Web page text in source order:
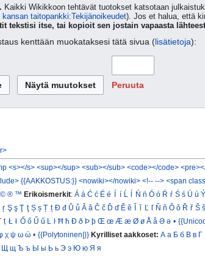
Kaikki Wikikkoon tehtävät tuotokset katsotaan
taitopankki:Tekijänoikeudet). Jos et halua, että
tekstisi itse, tai kopioit sen jostain vapaasta
kenttään muokataksesi tätä sivua (lisätietoja):
Peruuta
<s></s> <sup></sup> <sub></sub> <code></code>
{{AAKKOSTUS:}} <nowiki></nowiki> <!-- --> <span
© ® ™ Erikoismerkit:Á á Ć ć É é Í í Ĺ ĺ Ń ń Ó ó Ŕ ŕ Ś ś Ú ú Ý
ŗ Ş ş Ţ ţ Ș ș Ț ț Đ đ Ů ů Ǎ ǎ Č č Ď ď Ě ě Ǐ ǐ Ľ ľ Ň ň Ǒ ǒ Ř ř Š š
ṭ Ł ł Ő ő Ű ű Ŀ ŀ Ħ ħ Ð ð Þ þ Œ œ Æ æ Ø ø Å å Ə ə •
χ ψ ω ώ • {{Polytoninen|}} Kyrilliset aakkoset: А а Б б В в Г
Щ щ Ъ ъ Ы ы Ь ь Э э Ю ю Я я